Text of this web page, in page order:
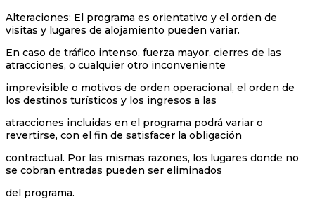
Alteraciones: El programa es orientativo y el orden de
visitas y lugares de alojamiento pueden variar.
En caso de tráfico intenso, fuerza mayor, cierres de las
atracciones, o cualquier otro inconveniente
imprevisible o motivos de orden operacional, el orden de
los destinos turísticos y los ingresos a las
atracciones incluidas en el programa podrá variar o
revertirse, con el fin de satisfacer la obligación
contractual. Por las mismas razones, los lugares donde no
se cobran entradas pueden ser eliminados
del programa.